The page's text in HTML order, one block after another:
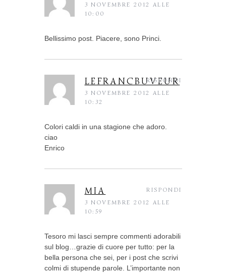
3 NOVEMBRE 2012 ALLE
10:00
Bellissimo post. Piacere, sono Princi.
LEFRANCBUVEUR
3 NOVEMBRE 2012 ALLE
10:32
Colori caldi in una stagione che adoro.
ciao
Enrico
RISPONDI
MIA
3 NOVEMBRE 2012 ALLE
10:59
Tesoro mi lasci sempre commenti adorabili
sul blog…grazie di cuore per tutto: per la
bella persona che sei, per i post che scrivi
colmi di stupende parole. L’importante non
RISPONDI